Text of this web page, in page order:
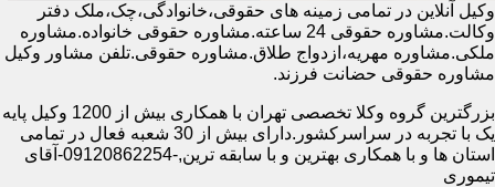
وکیل آنلاین در تمامی زمینه های حقوقی،خانوادگی،چک،ملک دفتر
وکالت.مشاوره حقوقی 24 ساعته.مشاوره حقوقی خانواده.مشاوره
ملکی.مشاوره مهریه،ازدواج طلاق.مشاوره حقوقی.تلفن مشاور وکیل
مشاوره حقوقی حضانت فرزند.
بزرگترین گروه وکلا تخصصی تهران با همکاری بیش از 1200 وکیل پایه
یک با تجربه در سراسرکشور.دارای بیش از 30 شعبه فعال در تمامی
استان ها و با همکاری بهترین و با سابقه ترین,-09120862254-آقای
تیموری